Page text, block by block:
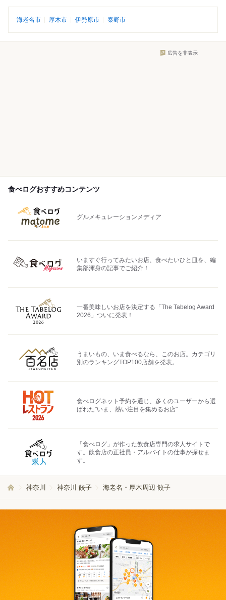
海老名市 厚木市 伊勢原市 秦野市
広告を非表示
食べログおすすめコンテンツ
グルメキュレーションメディア
いますぐ行ってみたいお店、食べたいひと皿を、編
集部渾身の記事でご紹介！
一番美味しいお店を決定する「The Tabelog Award
2026」ついに発表！
うまいもの、いま食べるなら、このお店。カテゴリ
別のランキングTOP100店舗を発表。
食べログネット予約を通じ、多くのユーザーから選
ばれた"いま、熱い注目を集めるお店"
「食べログ」が作った飲食店専門の求人サイトで
す。飲食店の正社員・アルバイトの仕事が探せま
す。
神奈川 神奈川 餃子 海老名・厚木周辺 餃子